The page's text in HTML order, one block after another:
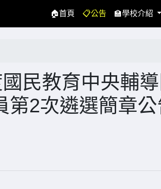
🏠首頁(current)
📋公告 🏫學校介紹
民教育中央輔
第2次遴選簡章公